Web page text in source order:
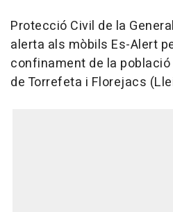
Protecció Civil de la
alerta als mòbils Es-Alert
confinament de la
de Torrefeta i Florejacs